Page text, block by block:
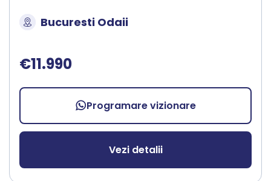
Bucuresti Odaii
€11.990
Programare vizionare
Vezi detalii